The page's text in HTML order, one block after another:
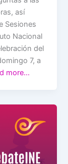
así
Sesiones
Nacional
del
7, a
more…